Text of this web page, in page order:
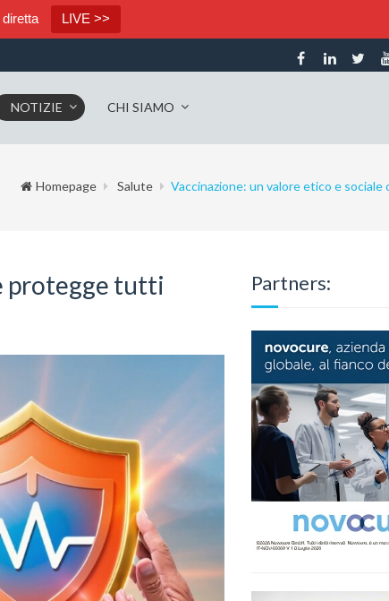
LIVE >>
NOTIZIE CHI SIAMO
Homepage Salute Vaccinazione: un valore etico e
protegge tutti Partners: